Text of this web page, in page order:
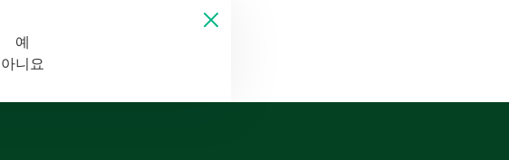
예
아니요